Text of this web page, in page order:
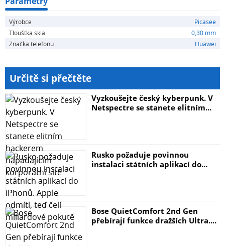
Výrobce
Picasee
Tloušťka skla
0,30 mm
Značka telefonu
Huawei
Určitě si přečtěte
Vyzkoušejte český kyberpunk. V
Netspectre se stanete elitním...
Rusko požaduje povinnou
instalaci státních aplikací do...
Bose QuietComfort 2nd Gen
přebírají funkce dražších Ultra....